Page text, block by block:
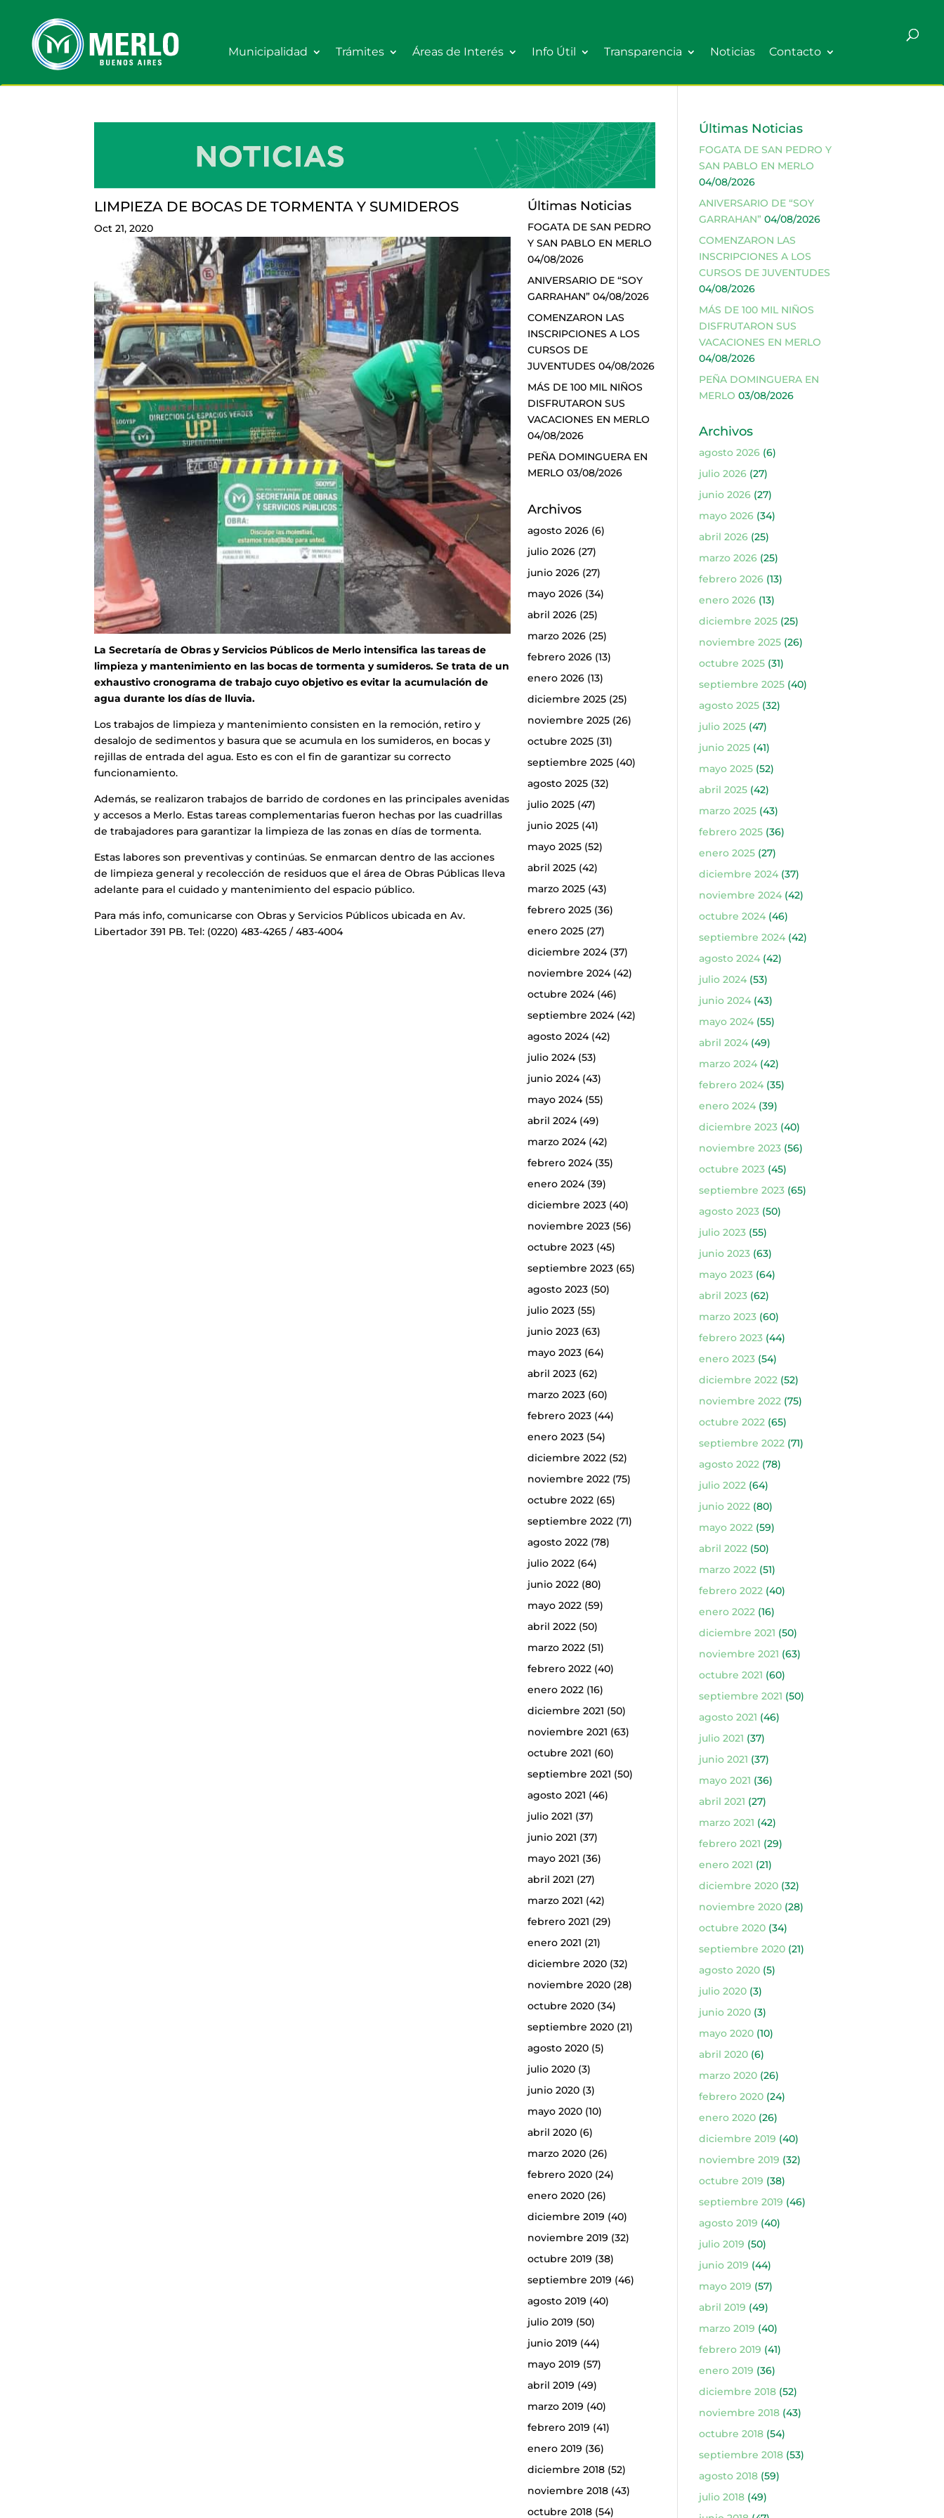
Municipalidad Trámites Áreas de Interés Info Útil Transparencia Noticias Contacto
LIMPIEZA DE BOCAS DE TORMENTA Y SUMIDEROS
Oct 21, 2020
La Secretaría de Obras y Servicios Públicos de Merlo intensifica las tareas de
limpieza y mantenimiento en las bocas de tormenta y sumideros. Se trata de un
exhaustivo cronograma de trabajo cuyo objetivo es evitar la acumulación de
agua durante los días de lluvia.
Los trabajos de limpieza y mantenimiento consisten en la remoción, retiro y
desalojo de sedimentos y basura que se acumula en los sumideros, en bocas y
rejillas de entrada del agua. Esto es con el fin de garantizar su correcto
funcionamiento.
Además, se realizaron trabajos de barrido de cordones en las principales avenidas
y accesos a Merlo. Estas tareas complementarias fueron hechas por las cuadrillas
de trabajadores para garantizar la limpieza de las zonas en días de tormenta.
Estas labores son preventivas y continúas. Se enmarcan dentro de las acciones
de limpieza general y recolección de residuos que el área de Obras Públicas lleva
adelante para el cuidado y mantenimiento del espacio público.
Para más info, comunicarse con Obras y Servicios Públicos ubicada en Av.
Libertador 391 PB. Tel: (0220) 483-4265 / 483-4004
Últimas Noticias
FOGATA DE SAN PEDRO
Y SAN PABLO EN MERLO
04/08/2026
ANIVERSARIO DE “SOY
GARRAHAN” 04/08/2026
COMENZARON LAS
INSCRIPCIONES A LOS
CURSOS DE
JUVENTUDES 04/08/2026
MÁS DE 100 MIL NIÑOS
DISFRUTARON SUS
VACACIONES EN MERLO
04/08/2026
PEÑA DOMINGUERA EN
MERLO 03/08/2026
Archivos
agosto 2026 (6)
julio 2026 (27)
junio 2026 (27)
mayo 2026 (34)
abril 2026 (25)
marzo 2026 (25)
febrero 2026 (13)
enero 2026 (13)
diciembre 2025 (25)
noviembre 2025 (26)
octubre 2025 (31)
septiembre 2025 (40)
agosto 2025 (32)
julio 2025 (47)
junio 2025 (41)
mayo 2025 (52)
abril 2025 (42)
marzo 2025 (43)
febrero 2025 (36)
enero 2025 (27)
diciembre 2024(37)
noviembre 2024(42)
octubre 2024(46)
septiembre 2024(42)
agosto 2024(42)
julio 2024(53)
junio 2024(43)
mayo 2024(55)
abril 2024(49)
marzo 2024(42)
febrero 2024(35)
enero 2024(39)
diciembre 2023 (40)
noviembre 2023 (56)
octubre 2023 (45)
septiembre 2023 (65)
agosto 2023 (50)
julio 2023 (55)
junio 2023 (63)
mayo 2023 (64)
abril 2023 (62)
marzo 2023 (60)
febrero 2023 (44)
enero 2023 (54)
diciembre 2022 (52)
noviembre 2022 (75)
octubre 2022 (65)
septiembre 2022 (71)
agosto 2022 (78)
julio 2022 (64)
junio 2022 (80)
mayo 2022 (59)
abril 2022 (50)
marzo 2022 (51)
febrero 2022 (40)
enero 2022 (16)
diciembre 2021 (50)
noviembre 2021 (63)
octubre 2021 (60)
septiembre 2021 (50)
agosto 2021 (46)
julio 2021 (37)
junio 2021 (37)
mayo 2021 (36)
abril 2021 (27)
marzo 2021 (42)
febrero 2021 (29)
enero 2021 (21)
diciembre 2020 (32)
noviembre 2020 (28)
octubre 2020 (34)
septiembre 2020 (21)
agosto 2020 (5)
julio 2020 (3)
junio 2020 (3)
mayo 2020 (10)
abril 2020 (6)
marzo 2020 (26)
febrero 2020 (24)
enero 2020 (26)
diciembre 2019 (40)
noviembre 2019 (32)
octubre 2019 (38)
septiembre 2019 (46)
agosto 2019 (40)
julio 2019 (50)
junio 2019 (44)
mayo 2019 (57)
abril 2019 (49)
marzo 2019 (40)
febrero 2019 (41)
enero 2019 (36)
diciembre 2018 (52)
noviembre 2018 (43)
octubre 2018 (54)
Últimas Noticias
FOGATA DE SAN PEDRO Y
SAN PABLO EN MERLO
04/08/2026
ANIVERSARIO DE “SOY
GARRAHAN” 04/08/2026
COMENZARON LAS
INSCRIPCIONES A LOS
CURSOS DE JUVENTUDES
04/08/2026
MÁS DE 100 MIL NIÑOS
DISFRUTARON SUS
VACACIONES EN MERLO
04/08/2026
PEÑA DOMINGUERA EN
MERLO 03/08/2026
Archivos
agosto 2026(6)
julio 2026(27)
junio 2026(27)
mayo 2026(34)
abril 2026(25)
marzo 2026(25)
febrero 2026(13)
enero 2026(13)
diciembre 2025(25)
noviembre 2025(26)
octubre 2025(31)
septiembre 2025(40)
agosto 2025(32)
julio 2025(47)
junio 2025(41)
mayo 2025(52)
abril 2025(42)
marzo 2025(43)
febrero 2025(36)
enero 2025(27)
diciembre 2024(37)
noviembre 2024(42)
octubre 2024(46)
septiembre 2024(42)
agosto 2024(42)
julio 2024(53)
junio 2024(43)
mayo 2024(55)
abril 2024(49)
marzo 2024(42)
febrero 2024(35)
enero 2024(39)
diciembre 2023(40)
noviembre 2023(56)
octubre 2023(45)
septiembre 2023(65)
agosto 2023(50)
julio 2023(55)
junio 2023(63)
mayo 2023(64)
abril 2023(62)
marzo 2023(60)
febrero 2023(44)
enero 2023(54)
diciembre 2022(52)
noviembre 2022(75)
octubre 2022(65)
septiembre 2022(71)
agosto 2022(78)
julio 2022(64)
junio 2022(80)
mayo 2022(59)
abril 2022(50)
marzo 2022(51)
febrero 2022(40)
enero 2022(16)
diciembre 2021 (50)
noviembre 2021 (63)
octubre 2021 (60)
septiembre 2021 (50)
agosto 2021 (46)
julio 2021 (37)
junio 2021 (37)
mayo 2021 (36)
abril 2021 (27)
marzo 2021 (42)
febrero 2021 (29)
enero 2021 (21)
diciembre 2020(32)
noviembre 2020(28)
octubre 2020(34)
septiembre 2020(21)
agosto 2020(5)
julio 2020(3)
junio 2020(3)
mayo 2020(10)
abril 2020(6)
marzo 2020(26)
febrero 2020(24)
enero 2020(26)
diciembre 2019 (40)
noviembre 2019 (32)
octubre 2019 (38)
septiembre 2019 (46)
agosto 2019 (40)
julio 2019 (50)
junio 2019 (44)
mayo 2019 (57)
abril 2019 (49)
marzo 2019 (40)
febrero 2019 (41)
enero 2019 (36)
diciembre 2018(52)
noviembre 2018(43)
octubre 2018(54)
septiembre 2018(53)
agosto 2018(59)
julio 2018(49)